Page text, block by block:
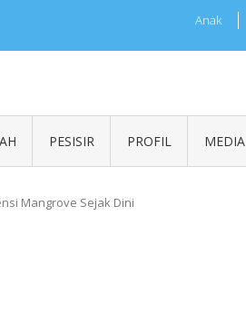
Anak
PESISIR PROFIL MEDIA
Mangrove Sejak Dini